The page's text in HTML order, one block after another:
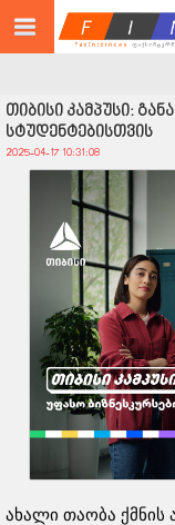
თიბისი კამპუსი:
სტუდენტებისთვის
2025-04-17 10:31:08
ახალი თაობა
©2026